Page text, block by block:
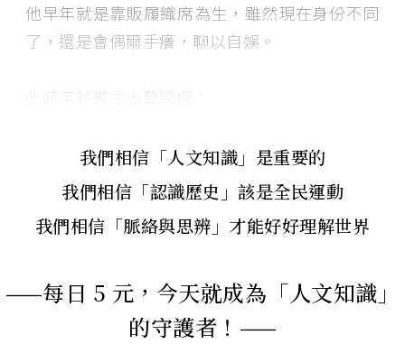
他早年就是靠販履織席為生，雖然現在身份不同
了，還是會偶爾手癢，聊以自娛。
我們相信「人文知識」是重要的
我們相信「認識歷史」該是全民運動
我們相信「脈絡與思辨」才能好好理解世界
——每日 5 元，今天就成為「人文知識」
的守護者！——